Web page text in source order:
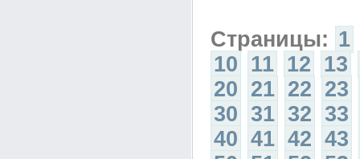
Страницы: 1
10 11 12 13
20 21 22 23
30 31 32 33
40 41 42 43